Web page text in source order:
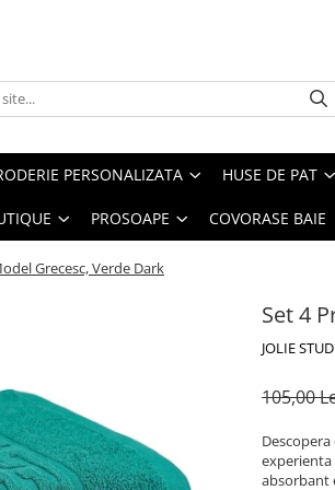
PERSONALIZATA HUSE DE PAT
PROSOAPE COVORASE BAIE
Grecesc, Verde Dark
Set 4
JOLIE
105,00
experienta
absorbant